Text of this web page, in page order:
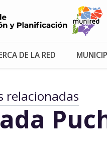
DE LA RED
relacionadas